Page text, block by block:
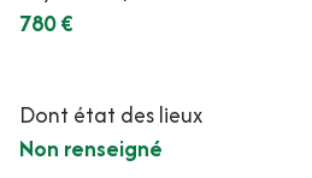
780 €
Dont état des lieux
Non renseigné